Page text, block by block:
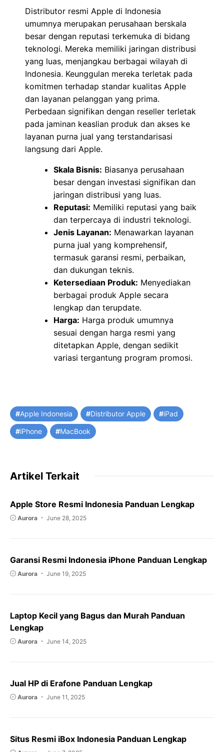
Distributor resmi Apple di Indonesia
umumnya merupakan perusahaan berskala
besar dengan reputasi terkemuka di bidang
teknologi. Mereka memiliki jaringan distribusi
yang luas, menjangkau berbagai wilayah di
Indonesia. Keunggulan mereka terletak pada
komitmen terhadap standar kualitas Apple
dan layanan pelanggan yang prima.
Perbedaan signifikan dengan reseller terletak
pada jaminan keaslian produk dan akses ke
layanan purna jual yang terstandarisasi
langsung dari Apple.
Skala Bisnis: Biasanya perusahaan
besar dengan investasi signifikan dan
jaringan distribusi yang luas.
Reputasi: Memiliki reputasi yang baik
dan terpercaya di industri teknologi.
Jenis Layanan: Menawarkan layanan
purna jual yang komprehensif,
termasuk garansi resmi, perbaikan,
dan dukungan teknis.
Ketersediaan Produk: Menyediakan
berbagai produk Apple secara
lengkap dan terupdate.
Harga: Harga produk umumnya
sesuai dengan harga resmi yang
ditetapkan Apple, dengan sedikit
variasi tergantung program promosi.
TagsApple Indonesia Distributor Apple iPad
iPhone MacBook
Artikel Terkait
Apple Store Resmi Indonesia Panduan Lengkap
Aurora June 28, 2025
Garansi Resmi Indonesia iPhone Panduan Lengkap
Aurora June 19, 2025
Laptop Kecil yang Bagus dan Murah Panduan
Lengkap
Aurora June 14, 2025
Jual HP di Erafone Panduan Lengkap
Aurora June 11, 2025
Situs Resmi iBox Indonesia Panduan Lengkap